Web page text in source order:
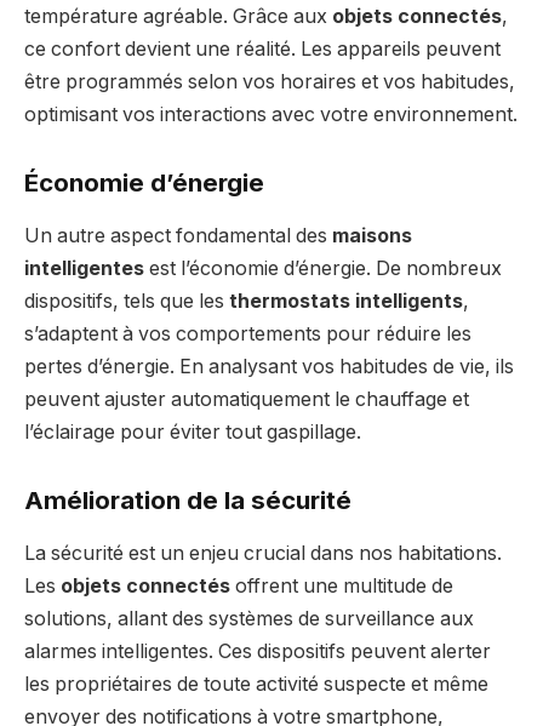
température agréable. Grâce aux objets connectés,
ce confort devient une réalité. Les appareils peuvent
être programmés selon vos horaires et vos habitudes,
optimisant vos interactions avec votre environnement.
Économie d’énergie
Un autre aspect fondamental des maisons
intelligentes est l’économie d’énergie. De nombreux
dispositifs, tels que les thermostats intelligents,
s’adaptent à vos comportements pour réduire les
pertes d’énergie. En analysant vos habitudes de vie, ils
peuvent ajuster automatiquement le chauffage et
l’éclairage pour éviter tout gaspillage.
Amélioration de la sécurité
La sécurité est un enjeu crucial dans nos habitations.
Les objets connectés offrent une multitude de
solutions, allant des systèmes de surveillance aux
alarmes intelligentes. Ces dispositifs peuvent alerter
les propriétaires de toute activité suspecte et même
envoyer des notifications à votre smartphone,